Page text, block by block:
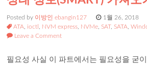
Posted by 이방인 ebangin127 1월 26, 2018
ATA
ioctl NVM express NVMe SAT, SATA ,
Leave a Comment
필요성 사실 이 파트에서는 필요성을 굳